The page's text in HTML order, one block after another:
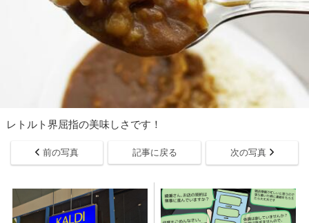
レトルト界屈指の美味しさです！
前の写真 記事に戻る 次の写真